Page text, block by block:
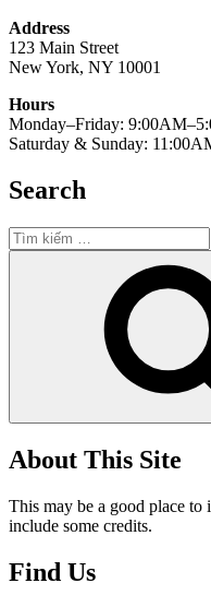
Address
123 Main Street
New York, NY 10001
Hours
Monday–Friday:
Saturday & Sunday:
Search
Tìm
kiếm:
About This Site
This may be a good place
include some credits.
Find Us